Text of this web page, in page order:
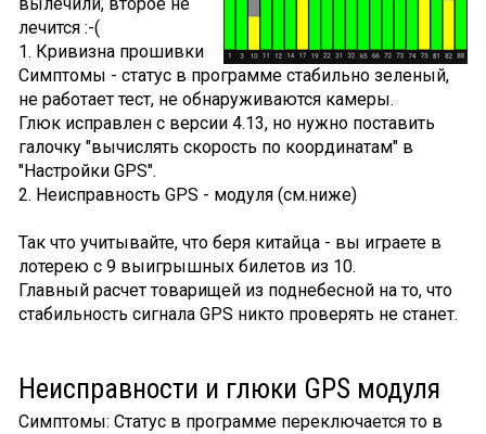
вылечили, второе не
лечится :-(
1. Кривизна прошивки
Симптомы - статус в программе стабильно зеленый,
не работает тест, не обнаруживаются камеры.
Глюк исправлен с версии 4.13, но нужно поставить
галочку "вычислять скорость по координатам" в
"Настройки GPS".
2. Неисправность GPS - модуля (см.ниже)
Так что учитывайте, что беря китайца - вы играете в
лотерею с 9 выигрышных билетов из 10.
Главный расчет товарищей из поднебесной на то, что
стабильность сигнала GPS никто проверять не станет.
Неисправности и глюки GPS модуля
Симптомы: Статус в программе переключается то в